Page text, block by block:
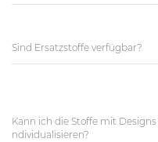
Sind Ersatzstoffe verfügbar?
Kann ich die Stoffe mit Designs
ndividualisieren?